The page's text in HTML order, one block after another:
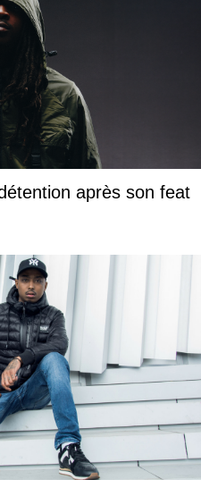
après son feat